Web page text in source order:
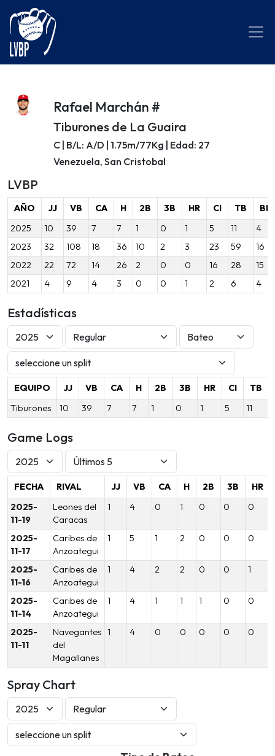
Rafael Marchán #
Tiburones de La Guaira
C | B/L: A/D | 1.75m/77Kg | Edad: 27
Venezuela, San Cristobal
LVBP
AÑO JJ VB CA H 2B 3B HR CI TB
BB
2025
10 39 7 7 1 0 1 5 11
4
2023
32 108 18 36 10 2 3 23 59
16
2022
22 72 14 26 2 0 0 16 28
15
2021
4 9 4 3 0 0 1 2 6 4
Estadísticas
EQUIPO JJ VB CA H 2B 3B HR CI
TB
Tiburones
10 39 7 7 1 0 1 5 11
Game Logs
FECHA RIVAL JJ VB CA H 2B 3B
HR
2025-
11-19
Leones del
Caracas
1 4 0 1 0 0 0
2025-
11-17
Caribes de
Anzoategui
1 5 1 2 0 0 0
2025-
11-16
Caribes de
Anzoategui
1 4 2 2 0 0 1
2025-
11-14
Caribes de
Anzoategui
1 4 1 1 1 0 0
2025-
11-11
Navegantes
del
Magallanes
1 4 0 0 0 0 0
Spray Chart